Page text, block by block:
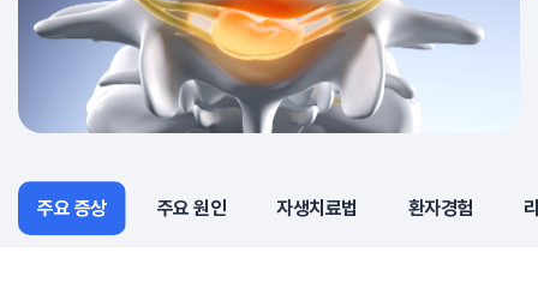
주요 증상
주요 증상 주요 원인 자생치료법 환자경험